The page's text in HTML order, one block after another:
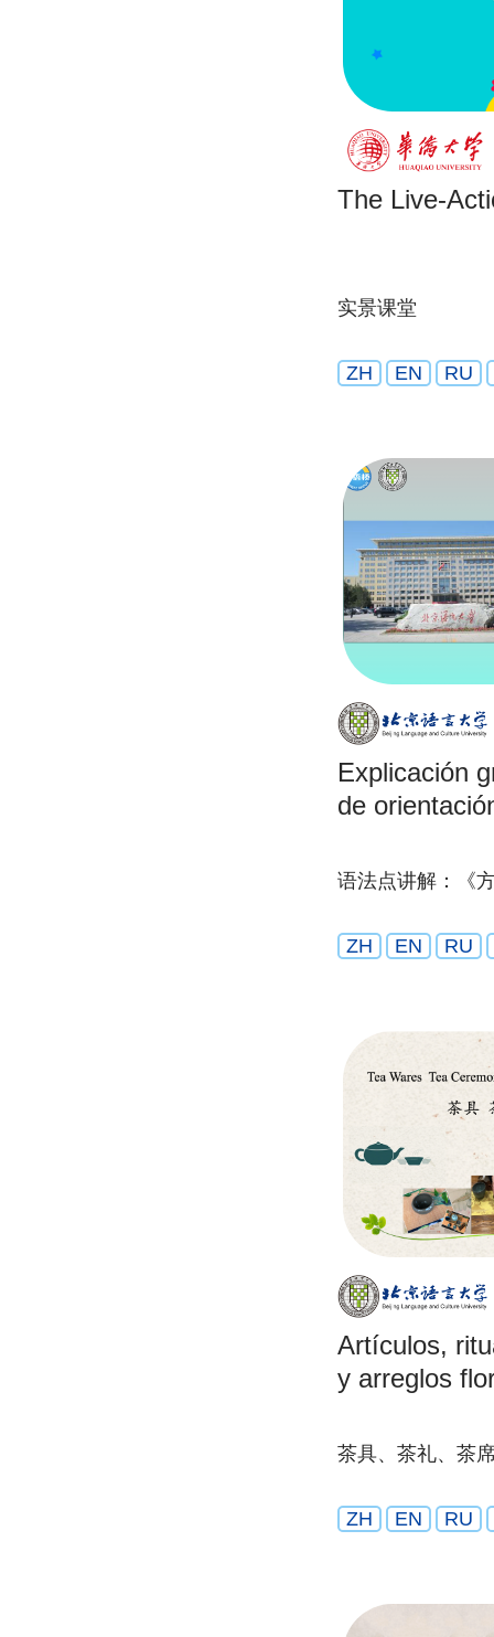
The Live-
实景课堂
ZH EN RU
Explicación
de
语法点讲解：《
ZH EN RU
Artículos,
y arreglos
茶具、茶礼、茶
ZH EN RU